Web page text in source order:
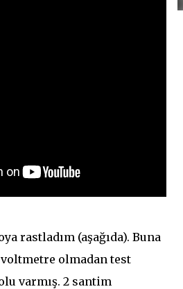
rastladım (aşağıda). Buna
olmadan test
varmış. 2 santim